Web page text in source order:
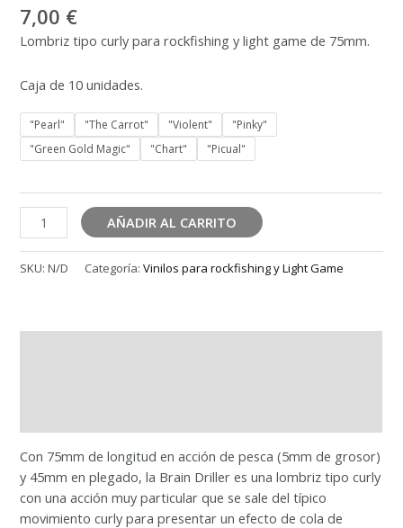
7,00 €
Lombriz tipo curly para rockfishing y light game de 75mm.
Caja de 10 unidades.
"Pearl" "The Carrot" "Violent"
"Pinky"
"Green Gold Magic"
"Chart" "Picual"
BRAIN
DRILLER
cantidad
AÑADIR AL CARRITO
SKU:N/D Categoría:Vinilos para rockfishing y Light Game
Con 75mm de longitud en acción de pesca (5mm de grosor)
y 45mm en plegado, la Brain Driller es una lombriz tipo curly
con una acción muy particular que se sale del típico
movimiento curly para presentar un efecto de cola de